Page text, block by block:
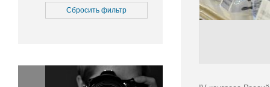
Медицина
Окружающая среда
Политика
Сбросить фильтр